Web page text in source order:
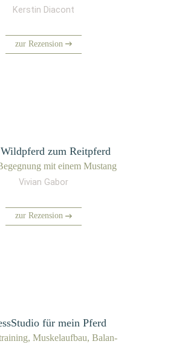
Kerstin Diacont
zur Rezension
zum Reitpferd
mit einem Mustang
Vivian Gabor
zur Rezension
für mein Pferd
Mus­kel­auf­bau, Balan­